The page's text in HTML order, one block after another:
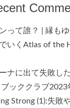
って誰？ | 縁も
いくAtlas of the
ナに出て失敗し
ッククラブ2023
Strong (1):失敗